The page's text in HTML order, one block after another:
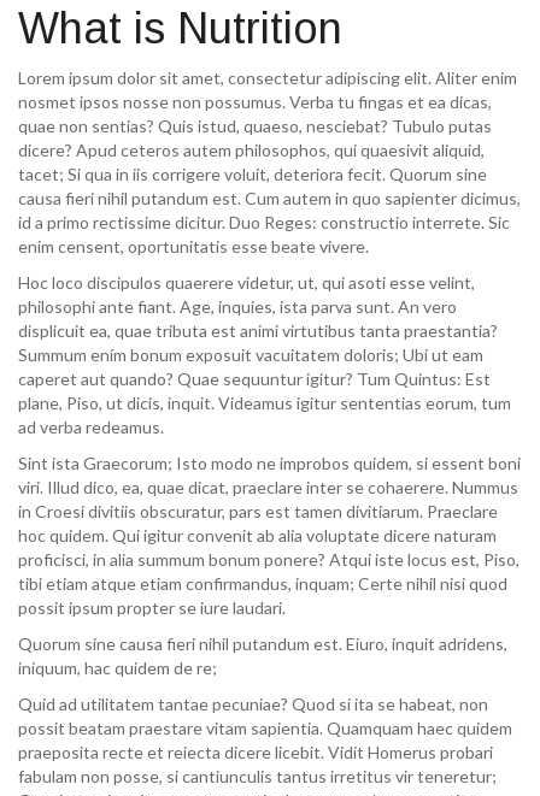
What is Nutrition
Lorem ipsum dolor sit amet, consectetur adipiscing elit. Aliter enim
nosmet ipsos nosse non possumus. Verba tu fingas et ea dicas,
quae non sentias? Quis istud, quaeso, nesciebat? Tubulo putas
dicere? Apud ceteros autem philosophos, qui quaesivit aliquid,
tacet; Si qua in iis corrigere voluit, deteriora fecit. Quorum sine
causa fieri nihil putandum est. Cum autem in quo sapienter dicimus,
id a primo rectissime dicitur. Duo Reges: constructio interrete. Sic
enim censent, oportunitatis esse beate vivere.
Hoc loco discipulos quaerere videtur, ut, qui asoti esse velint,
philosophi ante fiant. Age, inquies, ista parva sunt. An vero
displicuit ea, quae tributa est animi virtutibus tanta praestantia?
Summum ením bonum exposuit vacuitatem doloris; Ubi ut eam
caperet aut quando? Quae sequuntur igitur? Tum Quintus: Est
plane, Piso, ut dicis, inquit. Videamus igitur sententias eorum, tum
ad verba redeamus.
Sint ista Graecorum; Isto modo ne improbos quidem, si essent boni
viri. Illud dico, ea, quae dicat, praeclare inter se cohaerere. Nummus
in Croesi divitiis obscuratur, pars est tamen divitiarum. Praeclare
hoc quidem. Qui igitur convenit ab alia voluptate dicere naturam
proficisci, in alia summum bonum ponere? Atqui iste locus est, Piso,
tibi etiam atque etiam confirmandus, inquam; Certe nihil nisi quod
possit ipsum propter se iure laudari.
Quorum sine causa fieri nihil putandum est. Eiuro, inquit adridens,
iniquum, hac quidem de re;
Quid ad utilitatem tantae pecuniae? Quod si ita se habeat, non
possit beatam praestare vitam sapientia. Quamquam haec quidem
praeposita recte et reiecta dicere licebit. Vidit Homerus probari
fabulam non posse, si cantiunculis tantus irretitus vir teneretur;